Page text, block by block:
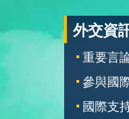
外交資
重要言
參與國
國際支